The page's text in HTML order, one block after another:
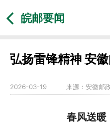
皖邮要闻
弘扬雷锋精神 安
2026-03-19 来源：安徽邮
春风送暖